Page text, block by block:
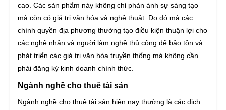
cao. Các sản phẩm này không chỉ phản ánh sự sáng tạo
mà còn có giá trị văn hóa và nghệ thuật. Do đó mà các
chính quyền địa phương thường tạo điều kiện thuận lợi cho
các nghệ nhân và người làm nghề thủ công để bảo tồn và
phát triển các giá trị văn hóa truyền thống mà không cần
phải đăng ký kinh doanh chính thức.
Ngành nghề cho thuê tài sản
Ngành nghề cho thuê tài sản hiện nay thường là các dịch